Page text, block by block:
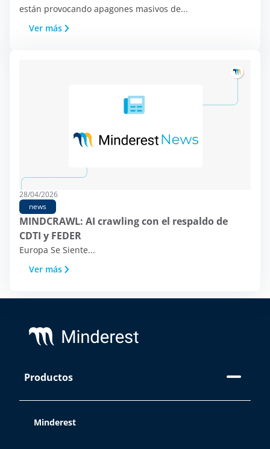
están provocando apagones masivos de...
Ver más
28/04/2026
news
MINDCRAWL: AI crawling con el respaldo de
CDTI y FEDER
Europa Se Siente...
Ver más
propias y de terceros y/o tecnologías
similares que almacenan y registran
mostrando el contenido en tu idioma
o recomendar otros contenidos de tu
usuario a la hora de acceder a áreas
utilizada para la personalización de
publicitarias como
Puedes aceptar todas las cookies
pulsando el botón “Aceptar”,
configurarlas desde “Configuración de
cookies” o rechazar su uso clicando en
el botón “Rechazar”. Puedes conocer
en nuestroAviso legal, política de
Rechazar
Productos
Minderest